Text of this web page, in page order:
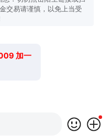
交易请谨慎，以免上当受
加一